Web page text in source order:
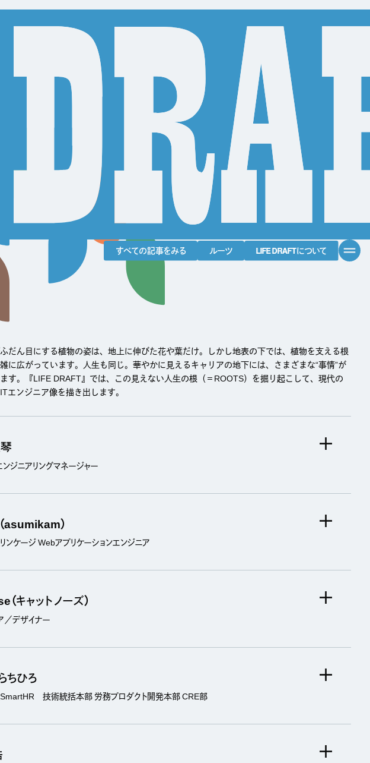
すべての記事をみる
すべての記事をみる
ルーツ
LIFE DRAFTについて
だん目にする植物の姿は、地上に伸びた花や葉だけ。しかし地表の下では、植物を支える根
に広がっています。人生も同じ。華やかに見えるキャリアの地下には、さまざまな“事情”が
す。『LIFE DRAFT』では、この見えない人生の根（＝ROOTS）を掘り起こして、現代の
エンジニア像を描き出します。
ジニアリングマネージャー
asumikam）
ンケージ Webアプリケーションエンジニア
キャットノーズ）
／デザイナー
ちひろ
技術統括本部 労務プロダクト開発本部 CRE部